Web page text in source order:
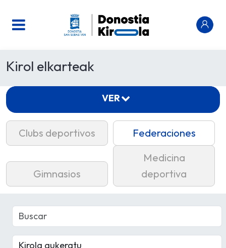
Kirol elkarteak
Clubs deportivos Federaciones
Gimnasios
Medicina
deportiva
VER